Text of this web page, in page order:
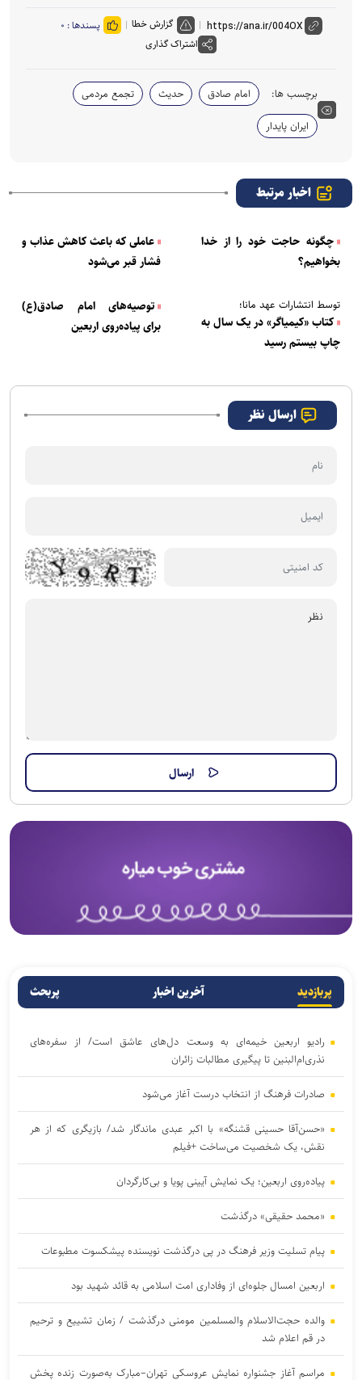
گزارش خطا پسندها : ۰
اشتراک گذاری
برچسب ها: امام صادق حدیث
تجمع مردمی
ایران پایدار
اخبار مرتبط
چگونه حاجت خود را از خدا
بخواهیم؟
عاملی که باعث کاهش عذاب و
فشار قبر می‌شود
توسط انتشارات عهد مانا؛
کتاب «کیمیاگر» در یک سال به
چاپ بیستم رسید
توصیه‌های امام صادق(ع)
برای پیاده‌روی اربعین
ارسال نظر
پربازدید آخرین اخبار پربحث
رادیو اربعین خیمه‌ای به وسعت دل‌های عاشق است/ از سفره‌های
نذری‌ام‌البنین تا پیگیری مطالبات زائران
صادرات فرهنگ از انتخاب درست آغاز می‌شود
«حسن‌آقا حسینی قشنگه» با اکبر عبدی ماندگار شد/ بازیگری که از هر
نقش، یک شخصیت می‌ساخت +فیلم
پیاده‌روی اربعین؛ یک نمایش آیینی پویا و بی‌کارگردان
«محمد حقیقی» درگذشت
پیام تسلیت وزیر فرهنگ در پی درگذشت نویسنده پیشکسوت مطبوعات
اربعین امسال جلوه‌ای از وفاداری امت اسلامی به قائد شهید بود
والده حجت‌الاسلام والمسلمین مومنی درگذشت / زمان تشییع و ترحیم
در قم اعلام شد
مراسم آغاز جشنواره نمایش عروسکی تهران–مبارک به‌صورت زنده پخش